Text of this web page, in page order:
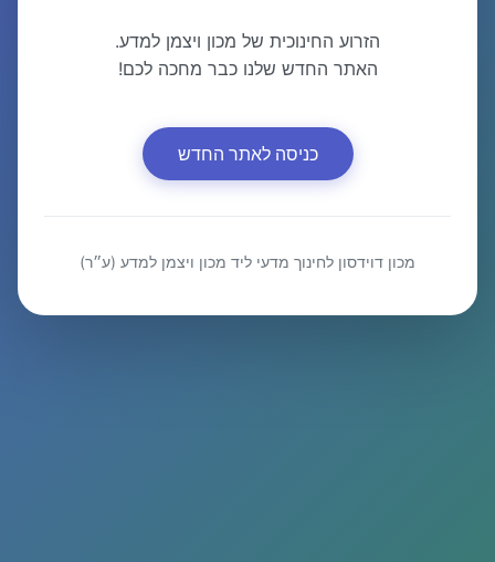
הזרוע החינוכית של מכון ויצמן למדע.
האתר החדש שלנו כבר מחכה לכם!
כניסה לאתר החדש
מכון דוידסון לחינוך מדעי ליד מכון ויצמן למדע (ע״ר)